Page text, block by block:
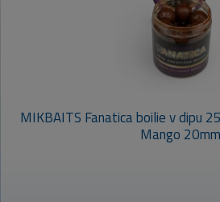
MIKBAITS Fanatica boilie v dipu
Mango 20mm